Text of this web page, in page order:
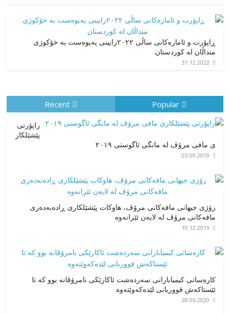
ڕاپۆرت و ئامارەکانی ساڵی ٢٠٢٢زایینی پەیوەست بە خۆکوژی
منداڵان لە کوردستان
31.12.2022
Popular
Recent
راپۆرتی
پێشێلكار
ی مافی مرۆڤ له‌ مانگی ئاگوستی ٢٠١٩
03.09.2019
رۆژی جیهانی مافەکانی مرۆڤ، هاوکات پێشێلکاری ڕادەبەدەری
مافەکانی مرۆڤ لە لایەن ئێرانەوە
10.12.2019
کارەساتی کیمیابارانی سەردەشت ئاکارێکی نامرۆڤانە بوو کە تا
ئێستاکەش قووربانی لێدەکەوێتەوە
28.06.2020